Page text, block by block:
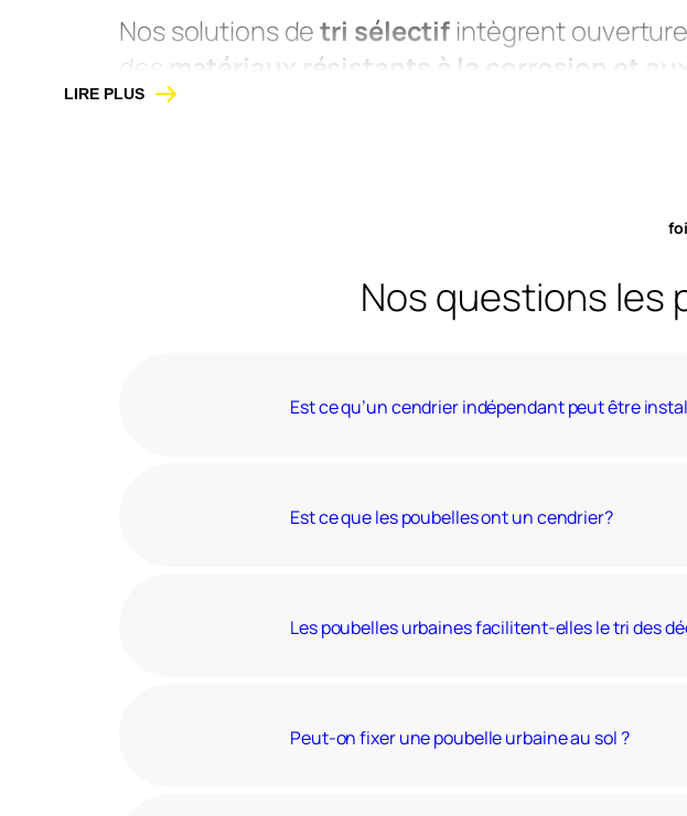
Nos solutions detri sélectif intègrent
des matériaux résistants à la corrosion et
touristiques, elles encouragent des pratiques
nombreuses options : teintes RAL, avec ou
bois ou en plastique recyclé et avec un système
LIRE PLUS
Nos questions les
Est ce qu’un cendrier indépendant peut être
Est ce que les poubelles ont un cendrier?
Les poubelles urbaines facilitent-elles le tri des
Peut-on fixer une poubelle urbaine au sol ?